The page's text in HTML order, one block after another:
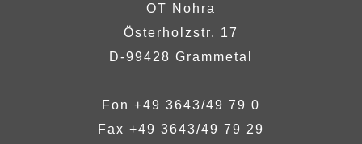
OT Nohra
Österholzstr. 17
D-99428 Grammetal
Fon +49 3643/49 79 0
Fax +49 3643/49 79 29